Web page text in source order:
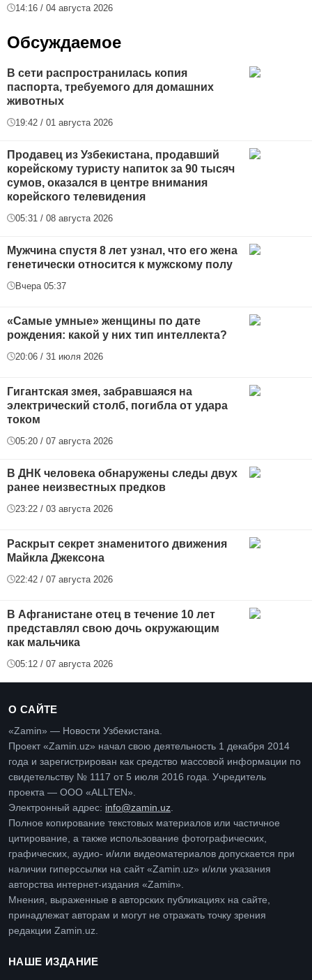
14:16 / 04 августа 2026
Обсуждаемое
В сети распространилась копия
паспорта, требуемого для домашних
животных
19:42 / 01 августа 2026
Продавец из Узбекистана, продавший
корейскому туристу напиток за 90 тысяч
сумов, оказался в центре внимания
корейского телевидения
05:31 / 08 августа 2026
Мужчина спустя 8 лет узнал, что его жена
генетически относится к мужскому полу
Вчера 05:37
«Самые умные» женщины по дате
рождения: какой у них тип интеллекта?
20:06 / 31 июля 2026
Гигантская змея, забравшаяся на
электрический столб, погибла от удара
током
05:20 / 07 августа 2026
В ДНК человека обнаружены следы двух
ранее неизвестных предков
23:22 / 03 августа 2026
Раскрыт секрет знаменитого движения
Майкла Джексона
22:42 / 07 августа 2026
В Афганистане отец в течение 10 лет
представлял свою дочь окружающим
как мальчика
05:12 / 07 августа 2026
О САЙТЕ
«Zamin» — Новости Узбекистана.
Проект «Zamin.uz» начал свою деятельность 1 декабря 2014
года и зарегистрирован как средство массовой информации по
свидетельству № 1117 от 5 июля 2016 года. Учредитель
проекта — ООО «ALLTEN».
Электронный адрес: info@zamin.uz
Полное копирование текстовых материалов или частичное
цитирование, а также использование фотографических,
графических, аудио- и/или видеоматериалов допускается при
наличии гиперссылки на сайт «Zamin.uz» и/или указания
авторства интернет-издания «Zamin».
Мнения, выраженные в авторских публикациях на сайте,
принадлежат авторам и могут не отражать точку зрения
редакции Zamin.uz.
НАШЕ ИЗДАНИЕ